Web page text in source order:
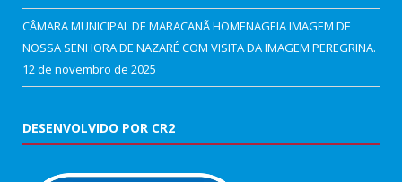
CÂMARA MUNICIPAL DE MARACANÃ HOMENAGEIA IMAGEM DE
NOSSA SENHORA DE NAZARÉ COM VISITA DA IMAGEM PEREGRINA.
12 de novembro de 2025
DESENVOLVIDO POR CR2